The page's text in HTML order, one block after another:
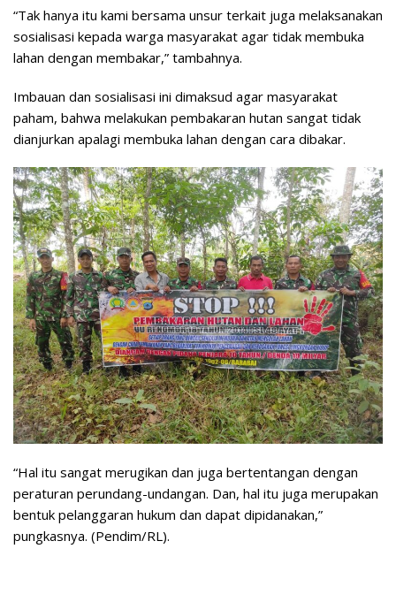
“Tak hanya itu kami bersama unsur terkait juga melaksanakan
sosialisasi kepada warga masyarakat agar tidak membuka
lahan dengan membakar,” tambahnya.
Imbauan dan sosialisasi ini dimaksud agar masyarakat
paham, bahwa melakukan pembakaran hutan sangat tidak
dianjurkan apalagi membuka lahan dengan cara dibakar.
“Hal itu sangat merugikan dan juga bertentangan dengan
peraturan perundang-undangan. Dan, hal itu juga merupakan
bentuk pelanggaran hukum dan dapat dipidanakan,”
pungkasnya. (Pendim/RL).